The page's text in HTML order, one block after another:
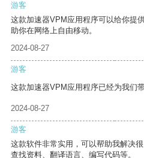
游客
这款加速器VPM应用程序可以给你提
助你在网络上自由移动。
2024-08-27
游客
这款加速器VPM应用程序已经为我们
2024-08-27
游客
这款软件非常实用，可以帮助我解决
查找资料、翻译语言、编写代码等。